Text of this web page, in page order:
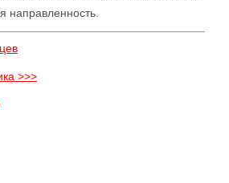
направленность.
>>>